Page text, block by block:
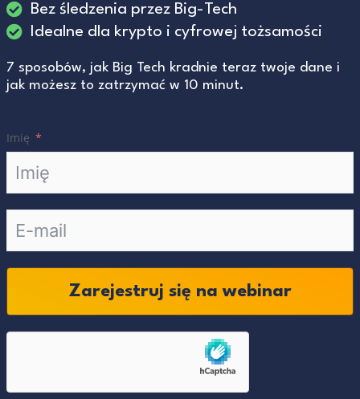
Bez śledzenia przez Big-Tech
Idealne dla krypto i cyfrowej tożsamości
7 sposobów, jak Big Tech kradnie teraz twoje dane i
jak możesz to zatrzymać w 10 minut.
Imię
Zarejestruj się na webinar